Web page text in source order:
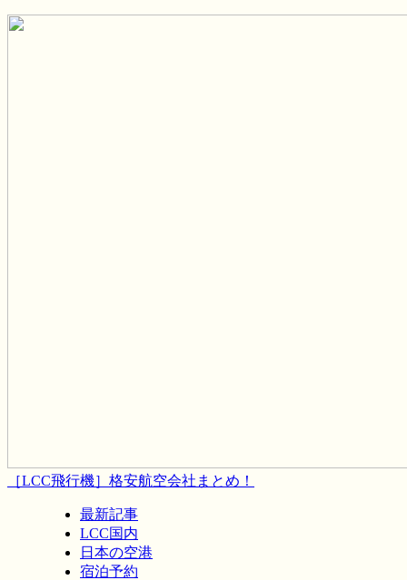
［LCC飛行機］格安航空会社まとめ！
最新記事
LCC国内
日本の空港
宿泊予約